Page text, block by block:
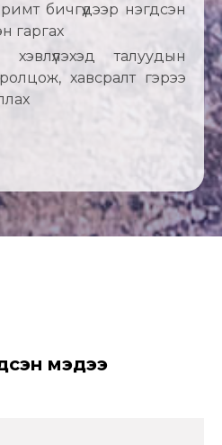
бичгүүдээр нэгдсэн
гаргах
талуудын
хавсралт гэрээ
мэдээ